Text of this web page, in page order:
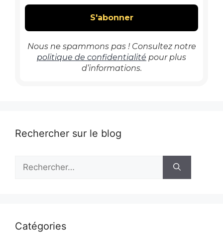
Nous ne spammons pas ! Consultez notre
politique de confidentialité pour plus
d’informations.
Rechercher sur le blog
Catégories